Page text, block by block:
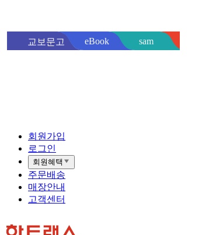
교보문고 eBook sam
회원가입
로그인
회원혜택
주문배송
매장안내
고객센터